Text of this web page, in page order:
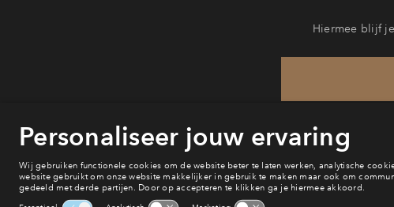
Hiermee blijf
Heb je
6